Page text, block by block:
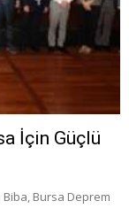
İçin Güçlü
Bursa Deprem